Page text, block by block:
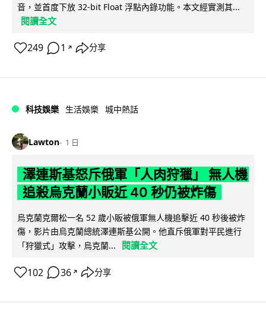
音，並首度下放 32-bit Float 浮點內錄功能。本文經實測其...
閱讀全文
249 1 ↗ 分享
科技娛樂 生活娛樂 城中熱話
Lawton 1 日
澤連斯基怒斥俄軍「人肉狩獵」 無人機
追殺烏克蘭小販近 40 秒仍被炸傷
烏克蘭克爾松一名 52 歲小販被俄軍無人機追擊近 40 秒後被炸
傷，影片由烏克蘭總統澤連斯基公開。他直斥俄軍對平民進行
「狩獵式」攻擊，烏克蘭...
閱讀全文
102 36 ↗ 分享